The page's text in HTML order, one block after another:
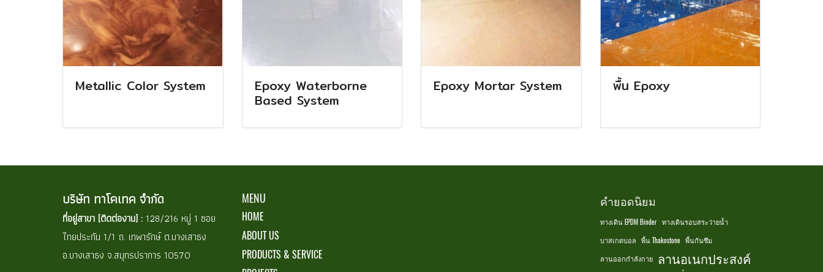
Metallic Color System Epoxy Waterborne
Based System
Epoxy Mortar System พื้น Epoxy
บริษัท ทาโคเทค จำกัด
ที่อยู่สาขา [ติดต่องาน] : 128/216 หมู่ 1 ซอย
ไทยประกัน 1/1 ถ. เทพารักษ์ ต.บางเสาธง
อ.บางเสาธง จ.สมุทรปราการ 10570
MENU
HOME
ABOUT US
PRODUCTS & SERVICE
คำยอดนิยม
ทางเดิน EPDM Binder ทางเดินรอบสระว่ายน้ำ
บาสเกตบอล พื้น Thakostone พื้นกันซึม
ลานออกกำลังกาย
ลานอเนกประสงค์